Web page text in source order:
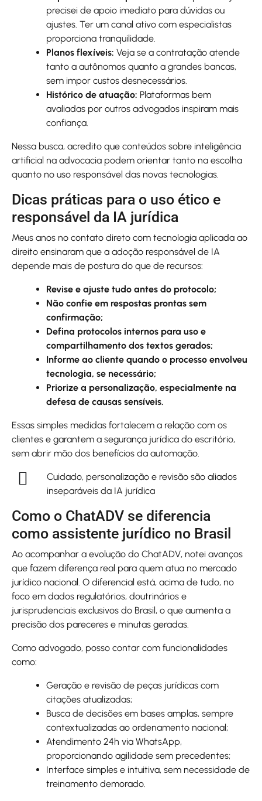
precisei de apoio imediato para dúvidas ou
ajustes. Ter um canal ativo com especialistas
proporciona tranquilidade.
Planos flexíveis: Veja se a contratação atende
tanto a autônomos quanto a grandes bancas,
sem impor custos desnecessários.
Histórico de atuação: Plataformas bem
avaliadas por outros advogados inspiram mais
confiança.
Nessa busca, acredito que conteúdos sobre inteligência
artificial na advocacia podem orientar tanto na escolha
quanto no uso responsável das novas tecnologias.
Dicas práticas para o uso ético e
responsável da IA jurídica
Meus anos no contato direto com tecnologia aplicada ao
direito ensinaram que a adoção responsável de IA
depende mais de postura do que de recursos:
Revise e ajuste tudo antes do protocolo;
Não confie em respostas prontas sem
confirmação;
Defina protocolos internos para uso e
compartilhamento dos textos gerados;
Informe ao cliente quando o processo envolveu
tecnologia, se necessário;
Priorize a personalização, especialmente na
defesa de causas sensíveis.
Essas simples medidas fortalecem a relação com os
clientes e garantem a segurança jurídica do escritório,
sem abrir mão dos benefícios da automação.
Cuidado, personalização e revisão são aliados
inseparáveis da IA jurídica
Como o ChatADV se diferencia
como assistente jurídico no Brasil
Ao acompanhar a evolução do ChatADV, notei avanços
que fazem diferença real para quem atua no mercado
jurídico nacional. O diferencial está, acima de tudo, no
foco em dados regulatórios, doutrinários e
jurisprudenciais exclusivos do Brasil, o que aumenta a
precisão dos pareceres e minutas geradas.
Como advogado, posso contar com funcionalidades
como:
Geração e revisão de peças jurídicas com
citações atualizadas;
Busca de decisões em bases amplas, sempre
contextualizadas ao ordenamento nacional;
Atendimento 24h via WhatsApp,
proporcionando agilidade sem precedentes;
Interface simples e intuitiva, sem necessidade de
treinamento demorado.